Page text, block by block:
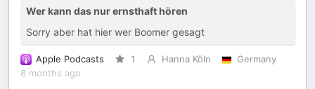
Wer kann das nur ernsthaft hören
Sorry aber hat hier wer Boomer gesagt
Apple Podcasts 1 Hanna Köln
Germany
8 months ago